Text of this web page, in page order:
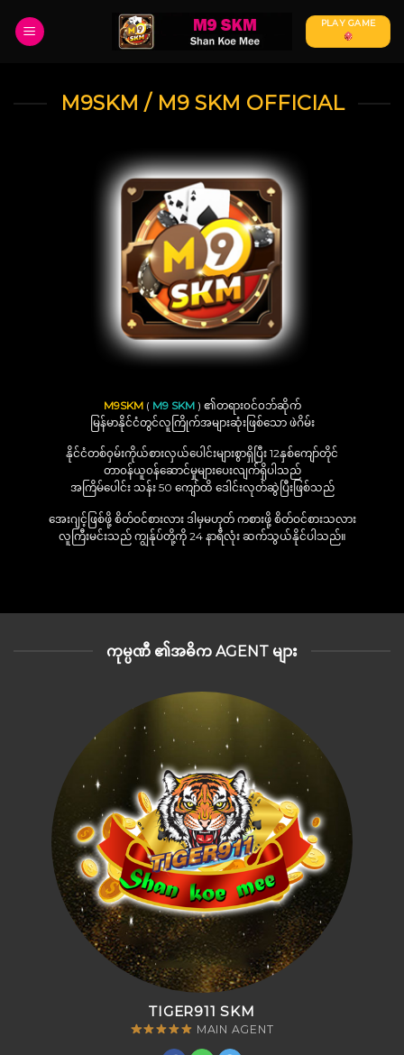
PLAY GAME
M9SKM / M9 SKM OFFICIAL
M9SKM ( M9 SKM) ၏တရား၀င်၀ဘ်ဆိုက်
မြန်မာနိုင်ငံတွင်လူကြိုက်အများဆုံးဖြစ်သော ဖဲဂိမ်း
နိုင်ငံတစ်၀ှမ်းကိုယ်စားလှယ်ပေါင်းများစွာရှိပြီး 12နှစ်ကျော်တိုင်
တာ၀န်ယူ၀န်ဆောင်မှုများပေးလျက်ရှိပါသည်
အကြိမ်ပေါင်း သန်း 50 ကျော်ထိ ဒေါင်းလုတ်ဆွဲပြီးဖြစ်သည်
အေးဂျင့်ဖြစ်ဖို့ စိတ်ဝင်စားလား ဒါမှမဟုတ် ကစားဖို့ စိတ်ဝင်စားသလား
လူကြီးမင်းသည် ကျွန်ုပ်တို့ကို 24 နာရီလုံး ဆက်သွယ်နိုင်ပါသည်။
ကုမ္ပဏီ ၏အဓိက AGENT များ
TIGER911 SKM
MAIN AGENT